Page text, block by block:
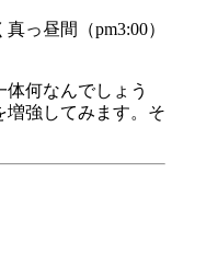
っ昼間（pm3:00）
何なんでしょう
増強してみます。そ